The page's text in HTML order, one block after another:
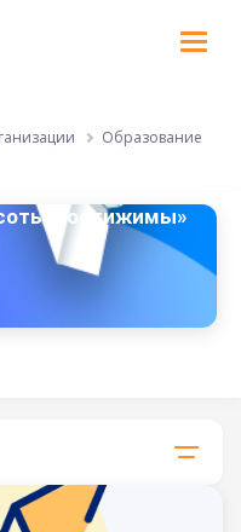
Образование
достижимы»